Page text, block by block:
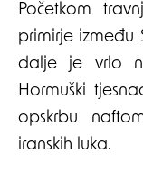
Početkom
primirje između
dalje je vrlo
Hormuški
opskrbu
iranskih luka.